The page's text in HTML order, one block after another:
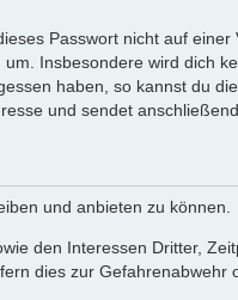
Passwort nicht auf einer
Insbesondere wird dich
haben, so kannst du
und sendet
und anbieten zu können.
den Interessen Dritter,
dies zur Gefahrenabwehr